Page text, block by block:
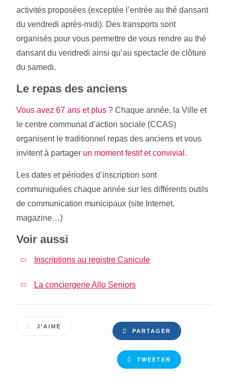
activités proposées (exceptée l’entrée au thé dansant
du vendredi après-midi). Des transports sont
organisés pour vous permettre de vous rendre au thé
dansant du vendredi ainsi qu’au spectacle de clôture
du samedi.
Le repas des anciens
Vous avez 67 ans et plus ?Chaque année, la Ville et
le centre communal d’action sociale (CCAS)
organisent le traditionnel repas des anciens et vous
invitent à partager un moment festif et convivial .
Les dates et périodes d’inscription sont
communiquées chaque année sur les différents outils
de communication municipaux (site Internet,
magazine…)
Voir aussi
Inscriptions au registre Canicule
La conciergerie Allo Seniors
J'AIME
PARTAGER
TWEETER